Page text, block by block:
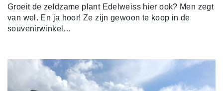
Groeit de zeldzame plant Edelweiss hier ook? Men zegt
van wel. En ja hoor! Ze zijn gewoon te koop in de
souvenirwinkel…